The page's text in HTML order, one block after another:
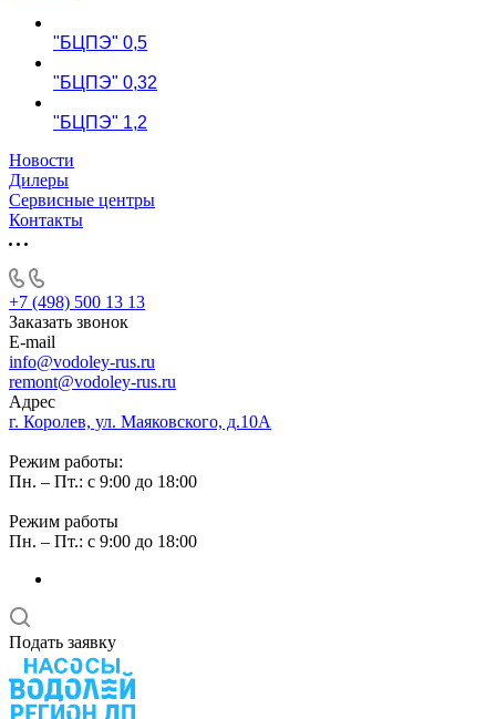
"БЦПЭ" 0,5
"БЦПЭ" 0,32
"БЦПЭ" 1,2
Новости
Дилеры
Сервисные центры
Контакты
+7 (498) 500 13 13
Заказать звонок
E-mail
info@vodoley-rus.ru
remont@vodoley-rus.ru
Адрес
г. Королев, ул. Маяковского, д.10А
Режим работы:
Пн. – Пт.: с 9:00 до 18:00
Режим работы
Пн. – Пт.: с 9:00 до 18:00
Подать заявку